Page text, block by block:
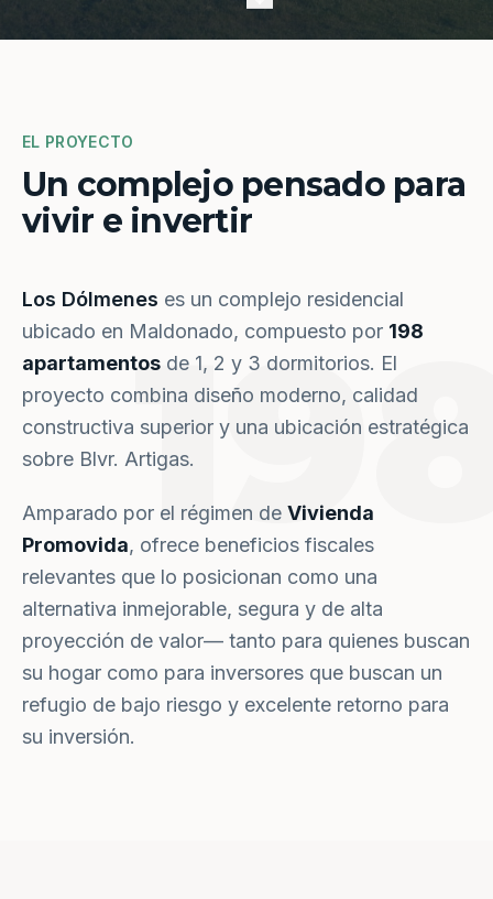
EL PROYECTO
Un complejo pensado para
vivir e invertir
Los Dólmenes es un complejo residencial
ubicado en Maldonado, compuesto por 198
apartamentos de 1, 2 y 3 dormitorios. El
proyecto combina diseño moderno, calidad
constructiva superior y una ubicación estratégica
sobre Blvr. Artigas.
Amparado por el régimen de Vivienda
Promovida, ofrece beneficios fiscales
relevantes que lo posicionan como una
alternativa inmejorable, segura y de alta
proyección de valor— tanto para quienes buscan
su hogar como para inversores que buscan un
refugio de bajo riesgo y excelente retorno para
su inversión.